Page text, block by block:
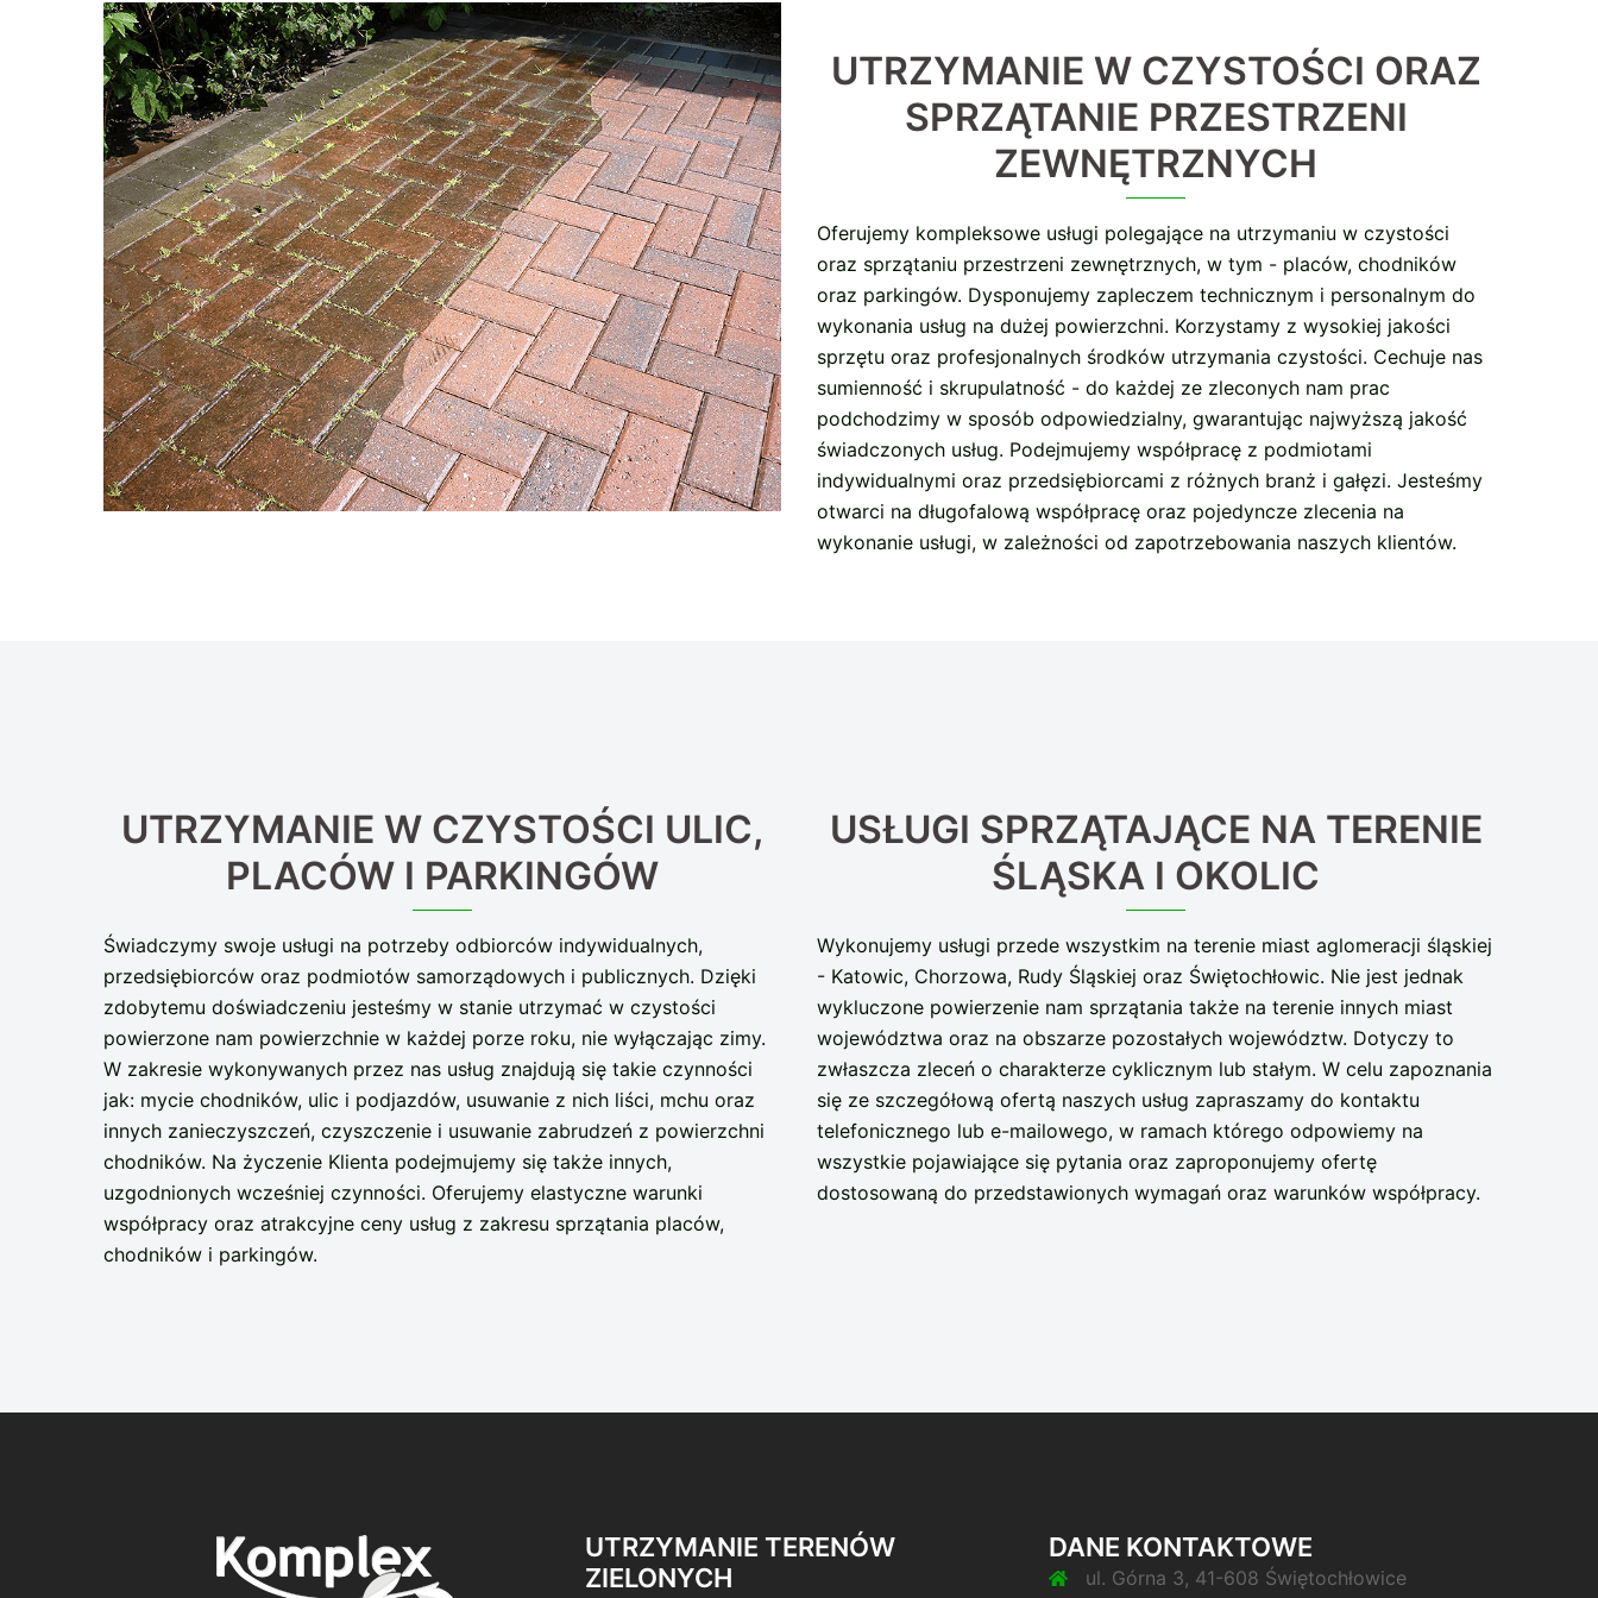
UTRZYMANIE W CZYSTOŚCI ORAZ
SPRZĄTANIE PRZESTRZENI
ZEWNĘTRZNYCH
Oferujemy kompleksowe usługi polegające na utrzymaniu w czystości
oraz sprzątaniu przestrzeni zewnętrznych, w tym - placów, chodników
oraz parkingów. Dysponujemy zapleczem technicznym i personalnym do
wykonania usług na dużej powierzchni. Korzystamy z wysokiej jakości
sprzętu oraz profesjonalnych środków utrzymania czystości. Cechuje nas
sumienność i skrupulatność - do każdej ze zleconych nam prac
podchodzimy w sposób odpowiedzialny, gwarantując najwyższą jakość
świadczonych usług. Podejmujemy współpracę z podmiotami
indywidualnymi oraz przedsiębiorcami z różnych branż i gałęzi. Jesteśmy
otwarci na długofalową współpracę oraz pojedyncze zlecenia na
wykonanie usługi, w zależności od zapotrzebowania naszych klientów.
UTRZYMANIE W CZYSTOŚCI ULIC,
PLACÓW I PARKINGÓW
Świadczymy swoje usługi na potrzeby odbiorców indywidualnych,
przedsiębiorców oraz podmiotów samorządowych i publicznych. Dzięki
zdobytemu doświadczeniu jesteśmy w stanie utrzymać w czystości
powierzone nam powierzchnie w każdej porze roku, nie wyłączając zimy.
W zakresie wykonywanych przez nas usług znajdują się takie czynności
jak: mycie chodników, ulic i podjazdów, usuwanie z nich liści, mchu oraz
innych zanieczyszczeń, czyszczenie i usuwanie zabrudzeń z powierzchni
chodników. Na życzenie Klienta podejmujemy się także innych,
uzgodnionych wcześniej czynności. Oferujemy elastyczne warunki
współpracy oraz atrakcyjne ceny usług z zakresu sprzątania placów,
chodników i parkingów.
USŁUGI SPRZĄTAJĄCE NA TERENIE
ŚLĄSKA I OKOLIC
Wykonujemy usługi przede wszystkim na terenie miast aglomeracji śląskiej
- Katowic, Chorzowa, Rudy Śląskiej oraz Świętochłowic. Nie jest jednak
wykluczone powierzenie nam sprzątania także na terenie innych miast
województwa oraz na obszarze pozostałych województw. Dotyczy to
zwłaszcza zleceń o charakterze cyklicznym lub stałym. W celu zapoznania
się ze szczegółową ofertą naszych usług zapraszamy do kontaktu
telefonicznego lub e-mailowego, w ramach którego odpowiemy na
wszystkie pojawiające się pytania oraz zaproponujemy ofertę
dostosowaną do przedstawionych wymagań oraz warunków współpracy.
UTRZYMANIE TERENÓW
ZIELONYCH
DANE KONTAKTOWE
ul. Górna 3, 41-608 Świętochłowice